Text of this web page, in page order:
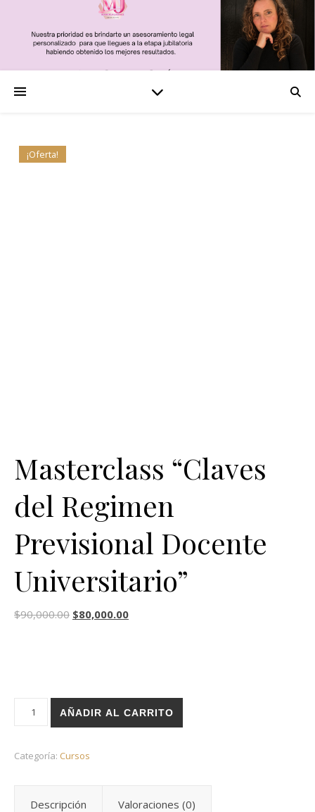
¡Oferta!
Masterclass “Claves
del Regimen
Previsional Docente
Universitario”
$90,000.00 $80,000.00
AÑADIR AL CARRITO
Categoría: Cursos
Descripción Valoraciones (0)